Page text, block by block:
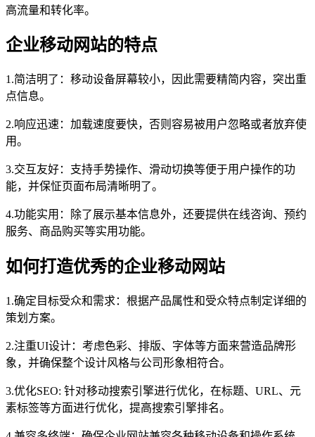
高流量和转化率。
企业移动网站的特点
1.简洁明了：移动设备屏幕较小，因此需要精简内容，突出重
点信息。
2.响应迅速：加载速度要快，否则容易被用户忽略或者放弃使
用。
3.交互友好：支持手势操作、滑动切换等便于用户操作的功
能，并保怔页面布局清晰明了。
4.功能实用：除了展示基本信息外，还要提供在线咨询、预约
服务、商品购买等实用功能。
如何打造优秀的企业移动网站
1.确定目标受众和需求：根据产品属性和受众特点制定详细的
策划方案。
2.注重UI设计：考虑色彩、排版、字体等方面来营造品牌形
象，并确保整个设计风格与公司形象相符合。
3.优化SEO: 针对移动搜索引擎进行优化，在标题、URL、元
素标签等方面进行优化，提高搜索引擎排名。